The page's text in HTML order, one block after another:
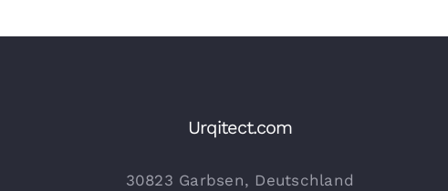
Urqitect.com
30823 Garbsen, Deutschland